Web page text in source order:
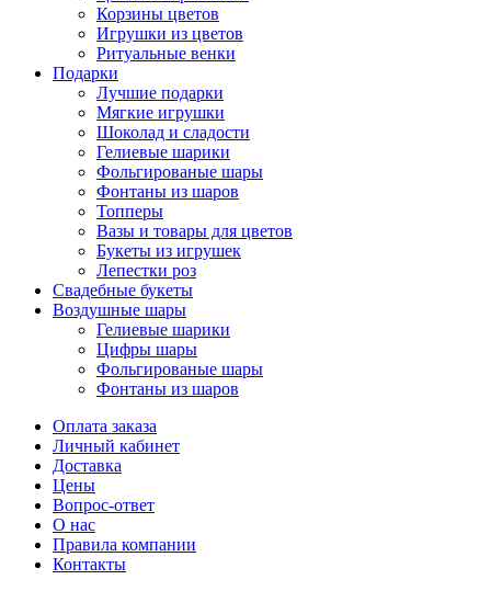
Корзины цветов
Игрушки из цветов
Ритуальные венки
Подарки
Лучшие подарки
Мягкие игрушки
Шоколад и сладости
Гелиевые шарики
Фольгированые шары
Фонтаны из шаров
Топперы
Вазы и товары для цветов
Букеты из игрушек
Лепестки роз
Свадебные букеты
Воздушные шары
Гелиевые шарики
Цифры шары
Фольгированые шары
Фонтаны из шаров
Оплата заказа
Личный кабинет
Доставка
Цены
Вопрос-ответ
О нас
Правила компании
Контакты